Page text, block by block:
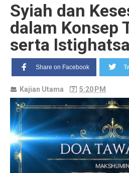
Syiah dan
dalam Konsep
serta
Share on Facebook
Kajian Utama 5:20 PM